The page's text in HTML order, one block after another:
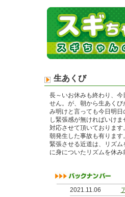
生あくび
長～いお休みも終わり、
せん。が、朝から生あく
み明けと言っても今日明
し緊張感が無ければいけ
対応させて頂いておりま
朝発生した事故も有ります
緊張させる近道は、リズ
に身についたリズムを休み
2021.11.06